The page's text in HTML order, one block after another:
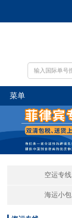
空运专线
海运小包